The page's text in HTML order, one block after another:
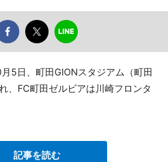
5日、町田GIONスタジアム（町田
、FC町田ゼルビアは川崎フロンタ
記事を読む